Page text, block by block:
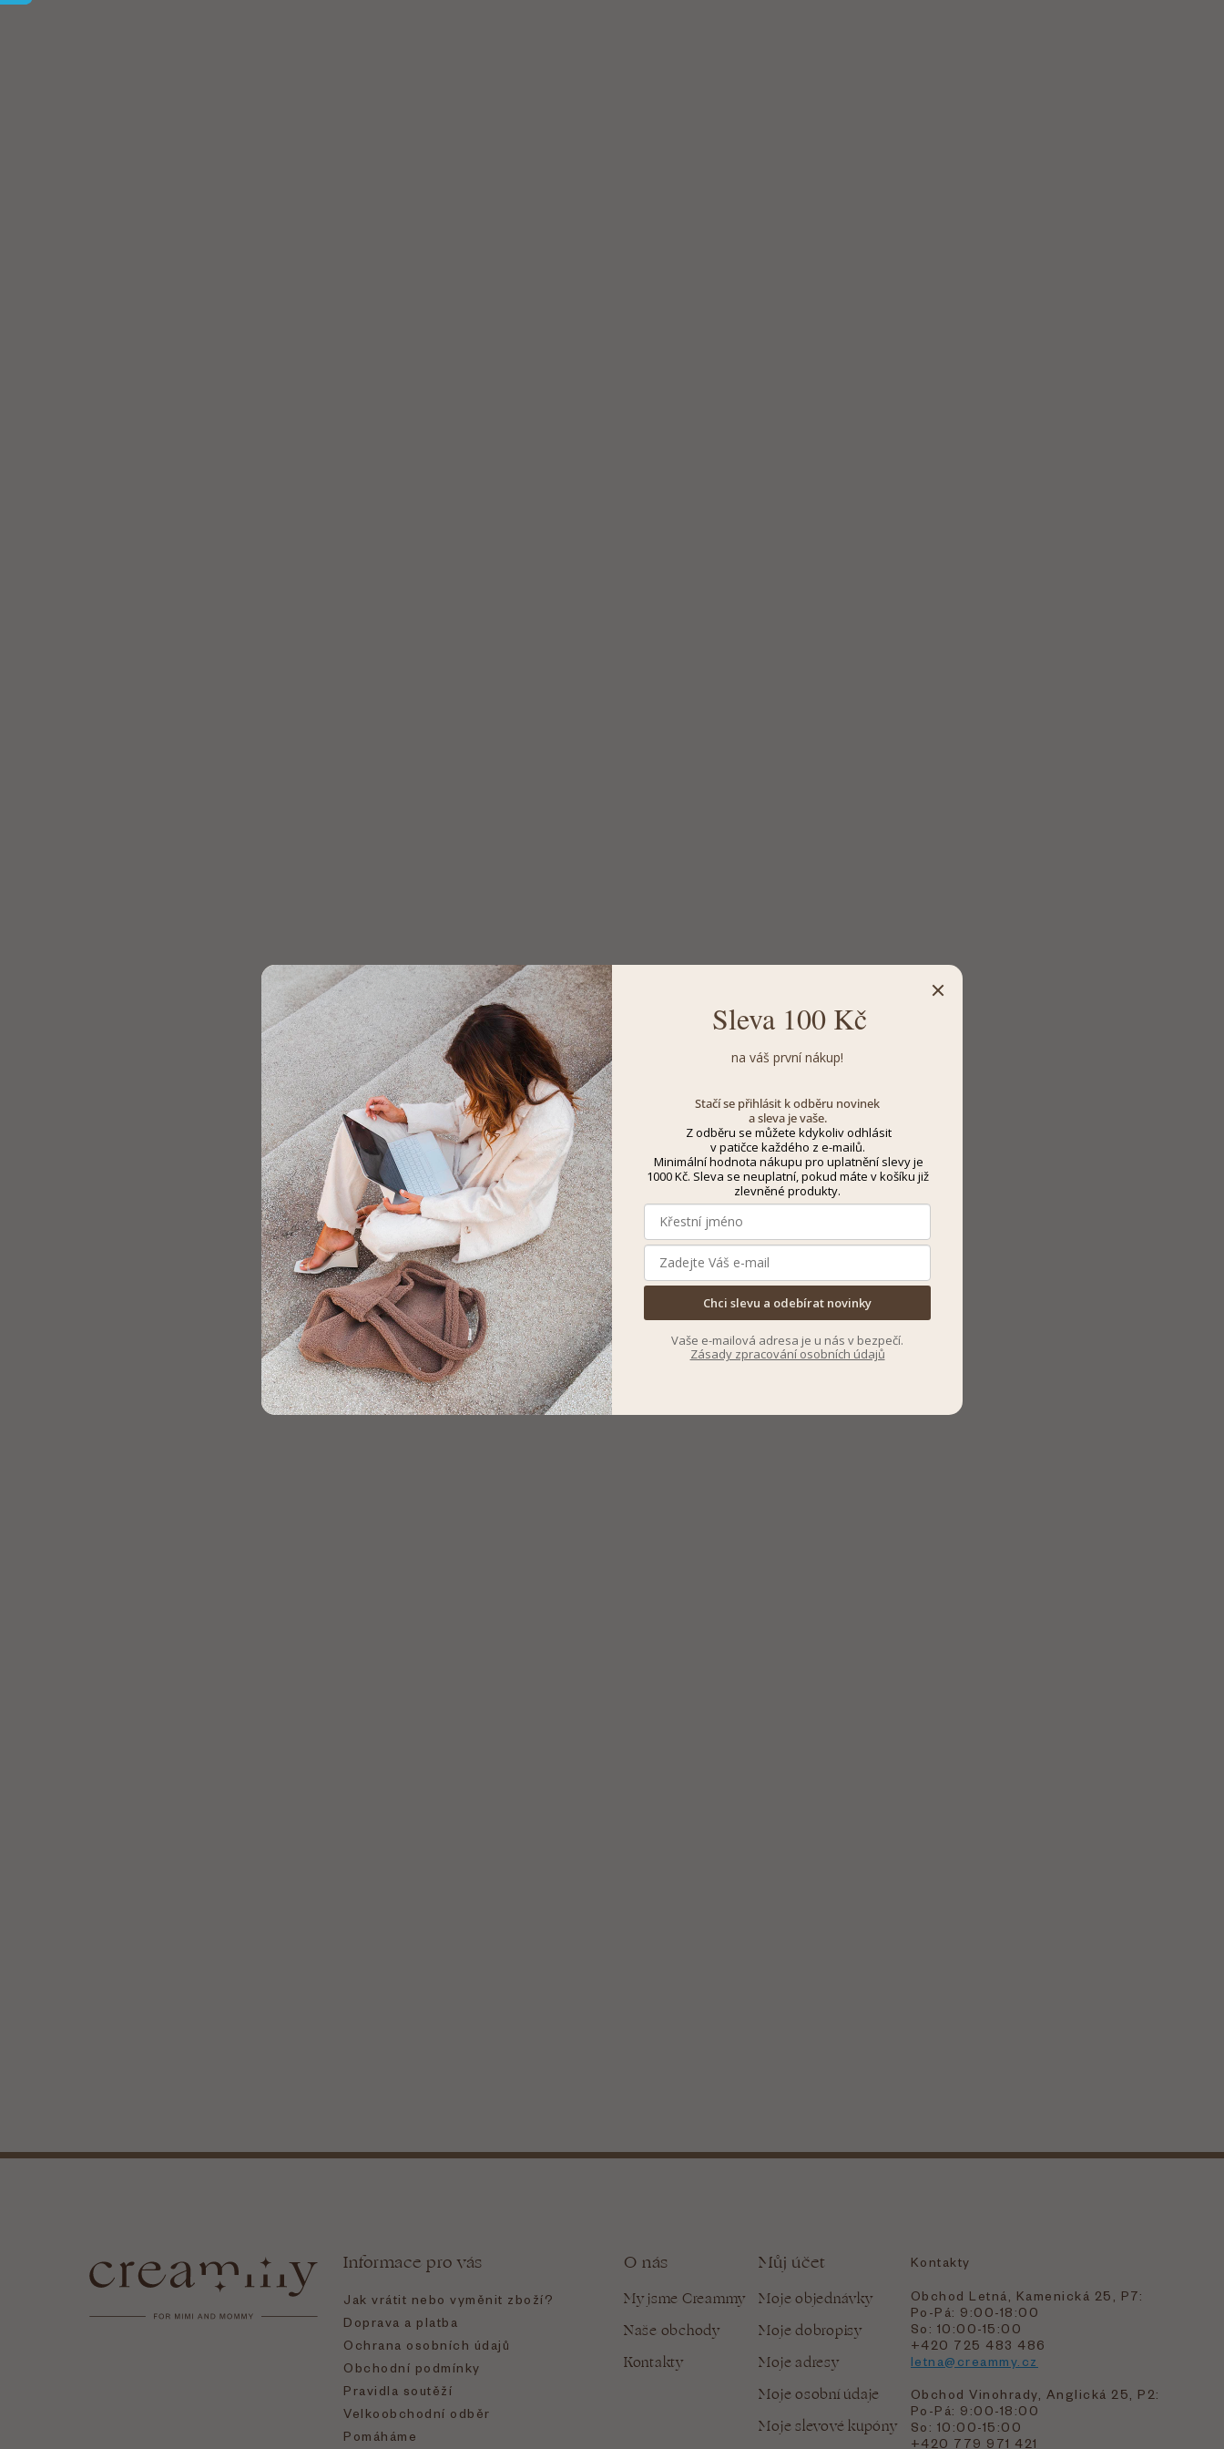
Informace pro vás
Jak vrátit nebo vyměnit zboží?
Doprava a platba
Ochrana osobních údajů
Obchodní podmínky
Pravidla soutěží
Velkoobchodní odběr
Pomáháme
O nás
My jsme Creammy
Naše obchody
Kontakty
Můj účet
Moje objednávky
Moje dobropisy
Moje adresy
Moje osobní údaje
Moje slevové kupóny
Kontakty
Obchod Letná, Kamenická 25, P7:
Po-Pá: 9:00-18:00
So: 10:00-15:00
+420 725 483 486
letna@creammy.cz
Obchod Vinohrady, Anglická 25, P2:
Po-Pá: 9:00-18:00
So: 10:00-15:00
+420 779 971 421
Sleva 100 Kč
na váš první nákup!
Stačí se přihlásit k odběru novinek
a sleva je vaše.
Z odběru se můžete kdykoliv odhlásit
v patičce každého z e-mailů.
Minimální hodnota nákupu pro uplatnění slevy je
1000 Kč. Sleva se neuplatní, pokud máte v košíku již
zlevněné produkty.
Chci slevu a odebírat novinky
Vaše e-mailová adresa je u nás v bezpečí.
Zásady zpracování osobních údajů